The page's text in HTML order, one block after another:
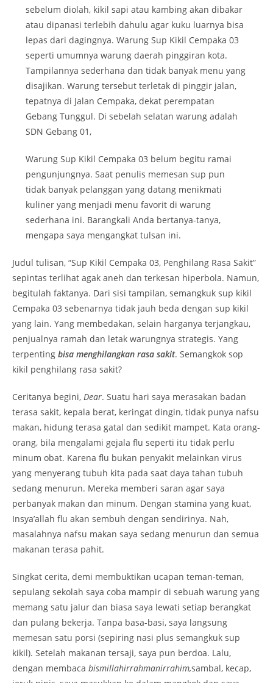
sebelum diolah, kikil sapi atau kambing akan dibakar
atau dipanasi terlebih dahulu agar kuku luarnya bisa
lepas dari dagingnya. Warung Sup Kikil Cempaka 03
seperti umumnya warung daerah pinggiran kota.
Tampilannya sederhana dan tidak banyak menu yang
disajikan. Warung tersebut terletak di pinggir jalan,
tepatnya di Jalan Cempaka, dekat perempatan
Gebang Tunggul. Di sebelah selatan warung adalah
SDN Gebang 01,
Warung Sup Kikil Cempaka 03 belum begitu ramai
pengunjungnya. Saat penulis memesan sup pun
tidak banyak pelanggan yang datang menikmati
kuliner yang menjadi menu favorit di warung
sederhana ini. Barangkali Anda bertanya-tanya,
mengapa saya mengangkat tulsan ini.
Judul tulisan, “Sup Kikil Cempaka 03, Penghilang Rasa Sakit”
sepintas terlihat agak aneh dan terkesan hiperbola. Namun,
begitulah faktanya. Dari sisi tampilan, semangkuk sup kikil
Cempaka 03 sebenarnya tidak jauh beda dengan sup kikil
yang lain. Yang membedakan, selain harganya terjangkau,
penjualnya ramah dan letak warungnya strategis. Yang
terpenting bisa menghilangkan rasa sakit. Semangkok sop
kikil penghilang rasa sakit?
Ceritanya begini, Dear. Suatu hari saya merasakan badan
terasa sakit, kepala berat, keringat dingin, tidak punya nafsu
makan, hidung terasa gatal dan sedikit mampet. Kata orang-
orang, bila mengalami gejala flu seperti itu tidak perlu
minum obat. Karena flu bukan penyakit melainkan virus
yang menyerang tubuh kita pada saat daya tahan tubuh
sedang menurun. Mereka memberi saran agar saya
perbanyak makan dan minum. Dengan stamina yang kuat,
Insya’allah flu akan sembuh dengan sendirinya. Nah,
masalahnya nafsu makan saya sedang menurun dan semua
makanan terasa pahit.
Singkat cerita, demi membuktikan ucapan teman-teman,
sepulang sekolah saya coba mampir di sebuah warung yang
memang satu jalur dan biasa saya lewati setiap berangkat
dan pulang bekerja. Tanpa basa-basi, saya langsung
memesan satu porsi (sepiring nasi plus semangkuk sup
kikil). Setelah makanan tersaji, saya pun berdoa. Lalu,
dengan membaca bismillahirrahmanirrahim,sambal, kecap,